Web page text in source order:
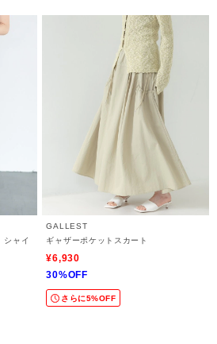
シャイ
GALLEST
ギャザーポケットスカート
¥6,930
30%OFF
さらに5%OFF